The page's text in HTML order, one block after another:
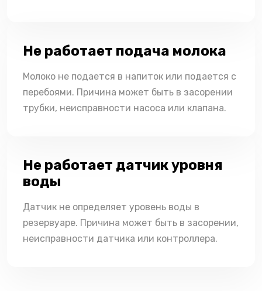
Не работает подача молока
Молоко не подается в напиток или подается с
перебоями. Причина может быть в засорении
трубки, неисправности насоса или клапана.
Не работает датчик уровня
воды
Датчик не определяет уровень воды в
резервуаре. Причина может быть в засорении,
неисправности датчика или контроллера.